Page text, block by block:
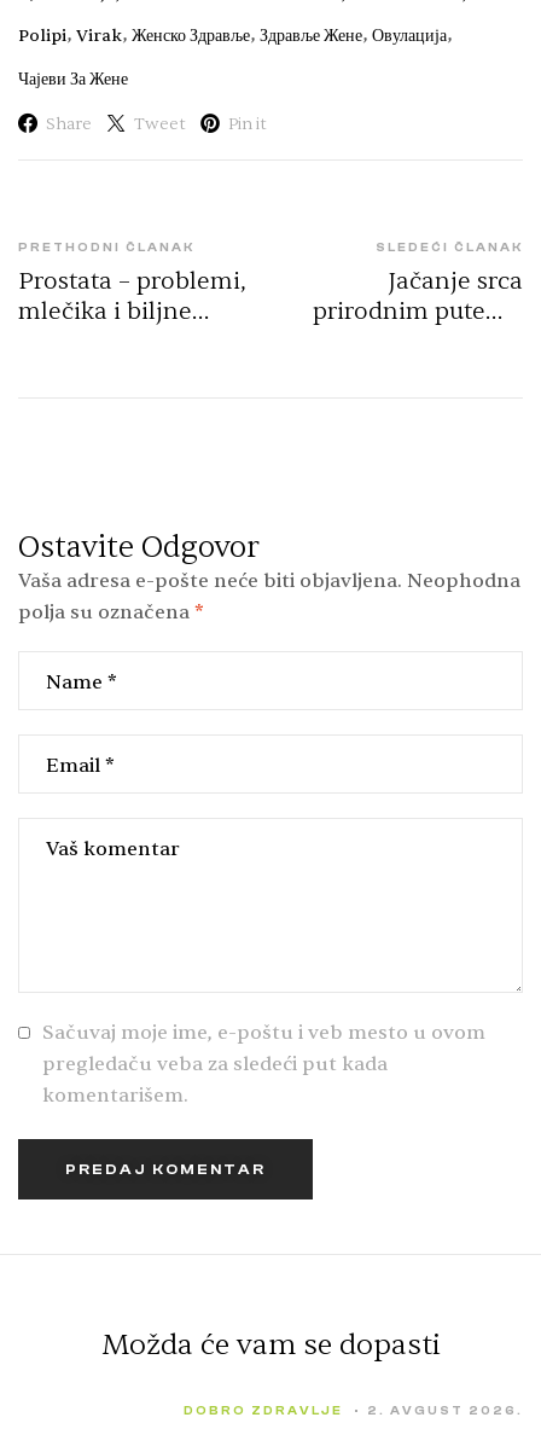
Polipi, Virak, Женско Здравље, Здравље Жене, Овулација,
Чајеви За Жене
Share Tweet Pin it
PRETHODNI ČLANAK
Prostata – problemi,
mlečika i biljne
SLEDEĆI ČLANAK
Jačanje srca
prirodnim putem |
Ostavite Odgovor
Vaša adresa e-pošte neće biti objavljena. Neophodna
polja su označena *
Sačuvaj moje ime, e-poštu i veb mesto u ovom
pregledaču veba za sledeći put kada
komentarišem.
PREDAJ KOMENTAR
Možda će vam se dopasti
2. AVGUST 2026.
DOBRO ZDRAVLJE